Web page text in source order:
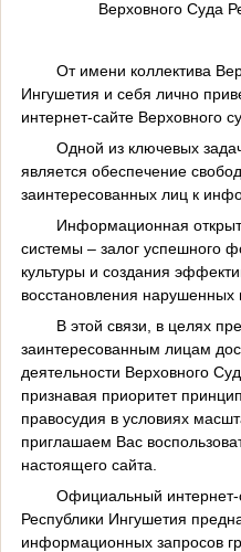
Верховного Суда
От имени коллектива
Ингушетия и себя лично
интернет-сайте Верховного
Одной из ключевых задач
является обеспечение
заинтересованных лиц к
Информационная
системы – залог успешного
культуры и создания
восстановления нарушенных
В этой связи, в целях
заинтересованным лицам
деятельности Верховного
признавая приоритет
правосудия в условиях
приглашаем Вас
настоящего сайта.
Официальный интернет-
Республики Ингушетия
информационных запросов